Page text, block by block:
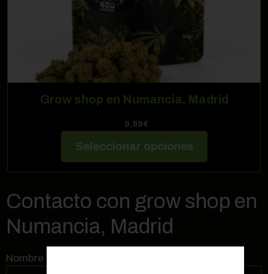
Grow shop en Numancia, Madrid
9,99€
Seleccionar opciones
Contacto con grow shop en
Numancia, Madrid
Nombre (requerido)